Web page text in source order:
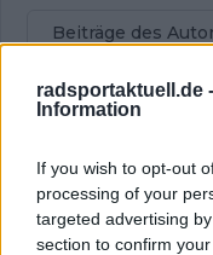
radsportaktuell.de -
Information
If you wish to opt-out
processing of your
targeted advertising
section to confirm
Beiträge des
Klatscht 0
Besucher 0